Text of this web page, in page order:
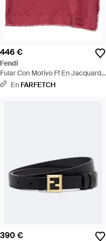
446 €
Fendi
Fular Con Motivo Ff En Jacquard -
RojoEn FARFETCH
390 €